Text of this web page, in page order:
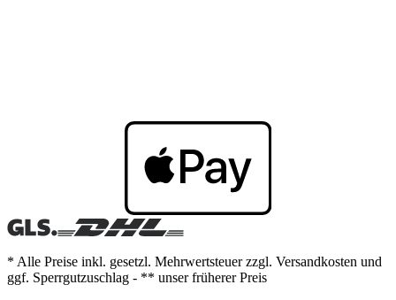
* Alle Preise inkl. gesetzl. Mehrwertsteuer zzgl. Versandkosten und
ggf. Sperrgutzuschlag - ** unser früherer Preis